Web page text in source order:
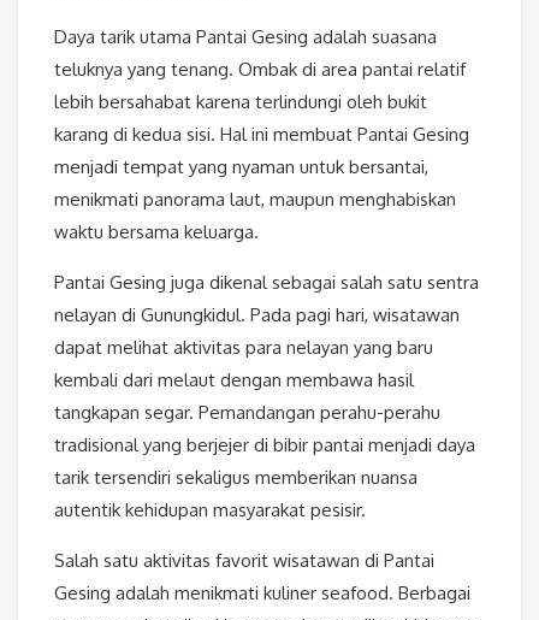
Daya tarik utama Pantai Gesing adalah suasana
teluknya yang tenang. Ombak di area pantai relatif
lebih bersahabat karena terlindungi oleh bukit
karang di kedua sisi. Hal ini membuat Pantai Gesing
menjadi tempat yang nyaman untuk bersantai,
menikmati panorama laut, maupun menghabiskan
waktu bersama keluarga.
Pantai Gesing juga dikenal sebagai salah satu sentra
nelayan di Gunungkidul. Pada pagi hari, wisatawan
dapat melihat aktivitas para nelayan yang baru
kembali dari melaut dengan membawa hasil
tangkapan segar. Pemandangan perahu-perahu
tradisional yang berjejer di bibir pantai menjadi daya
tarik tersendiri sekaligus memberikan nuansa
autentik kehidupan masyarakat pesisir.
Salah satu aktivitas favorit wisatawan di Pantai
Gesing adalah menikmati kuliner seafood. Berbagai